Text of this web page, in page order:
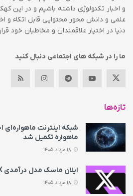
و اخبار تکنولوژی داشته باشیم و در این
علمی و دانش محور محتوایی قابل اتکاء و
دنیا در اختیار علاقمندان و مخاطبان خود
ما را در شبکه های اجتماعی دنبال کنید
تازه‌ها
ماهواره تکمیل شد
ایلان ماسک مدل درآمدی X را تغییر می‌ دهد